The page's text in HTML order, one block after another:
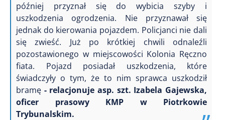
później przyznał się do wybicia szyby i
uszkodzenia ogrodzenia. Nie przyznawał się
jednak do kierowania pojazdem. Policjanci nie dali
się zwieść. Już po krótkiej chwili odnaleźli
pozostawionego w miejscowości Kolonia Ręczno
fiata. Pojazd posiadał uszkodzenia, które
świadczyły o tym, że to nim sprawca uszkodził
bramę - relacjonuje asp. szt. Izabela Gajewska,
oficer prasowy KMP w Piotrkowie
Trybunalskim.